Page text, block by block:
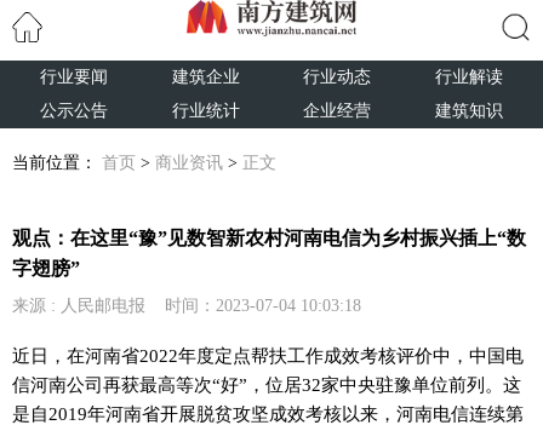
行业要闻 建筑企业 行业动态
行业解读
公示公告
行业统计 企业经营 建筑知识
当前位置： 首页 > 商业资讯 > 正文
观点：在这里“豫”见数智新农村河南电信为乡村振兴插上“数
字翅膀”
来源 : 人民邮电报 时间：2023-07-04 10:03:18
近日，在河南省2022年度定点帮扶工作成效考核评价中，中国电
信河南公司再获最高等次“好”，位居32家中央驻豫单位前列。这
是自2019年河南省开展脱贫攻坚成效考核以来，河南电信连续第